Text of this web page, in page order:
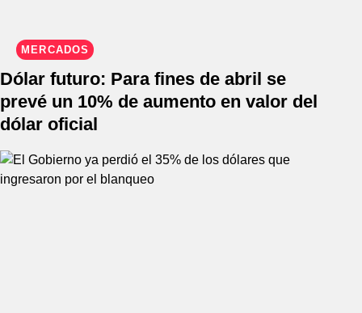
MERCADOS
Dólar futuro: Para fines de abril se
prevé un 10% de aumento en valor del
dólar oficial